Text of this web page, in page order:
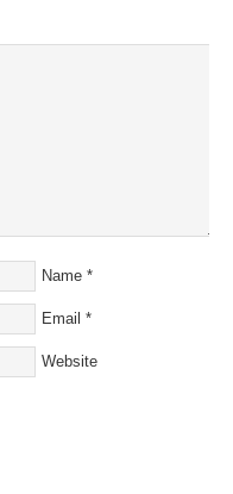
Name *
Email *
Website